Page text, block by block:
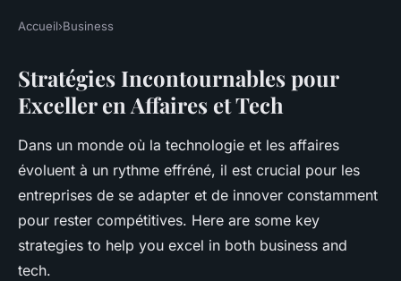
Stratégies incontournables
pour exceller en affaires et
tech
Lucas • 9 décembre 2024 7 min de lecture
Accueil›Business
Stratégies Incontournables pour
Exceller en Affaires et Tech
Dans un monde où la technologie et les affaires
évoluent à un rythme effréné, il est crucial pour les
entreprises de se adapter et de innover constamment
pour rester compétitives. Here are some key
strategies to help you excel in both business and
tech.